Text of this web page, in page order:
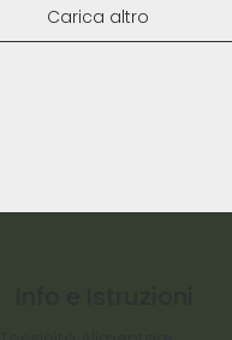
Carica altro